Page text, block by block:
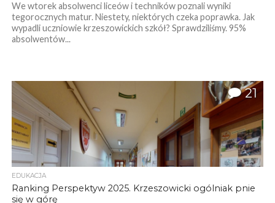
We wtorek absolwenci liceów i techników poznali wyniki
tegorocznych matur. Niestety, niektórych czeka poprawka. Jak
wypadli uczniowie krzeszowickich szkół? Sprawdziliśmy. 95%
absolwentów...
21
EDUKACJA
Ranking Perspektyw 2025. Krzeszowicki ogólniak pnie
się w górę